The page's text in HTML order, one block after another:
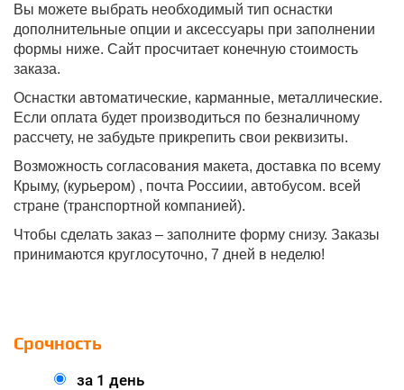
Вы можете выбрать необходимый тип оснастки
дополнительные опции и аксессуары при заполнении
формы ниже. Сайт просчитает конечную стоимость
заказа.
Оснастки автоматические, карманные, металлические.
Если оплата будет производиться по безналичному
рассчету, не забудьте прикрепить свои реквизиты.
Возможность согласования макета, доставка по всему
Крыму, (курьером) , почта Россиии, автобусом. всей
стране (транспортной компанией).
Чтобы сделать заказ – заполните форму снизу. Заказы
принимаются круглосуточно, 7 дней в неделю!
Срочность
за 1 день